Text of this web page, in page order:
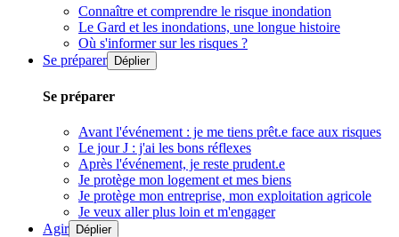
Connaître et comprendre le risque inondation
Le Gard et les inondations, une longue histoire
Où s'informer sur les risques ?
Se préparer
Déplier
Se préparer
Avant l'événement : je me tiens prêt.e face aux risques
Le jour J : j'ai les bons réflexes
Après l'événement, je reste prudent.e
Je protège mon logement et mes biens
Je protège mon entreprise, mon exploitation agricole
Je veux aller plus loin et m'engager
Agir Déplier